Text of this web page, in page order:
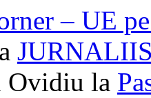
– UE
Ovidiu la